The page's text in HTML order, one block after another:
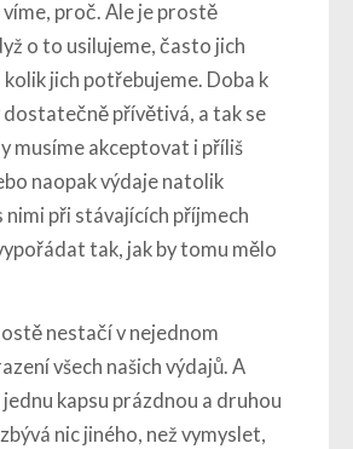
víme, proč. Ale je prostě
o to usilujeme, často jich
jich potřebujeme. Doba k
dostatečně přívětivá, a tak se
musíme akceptovat i příliš
naopak výdaje natolik
nimi při stávajících příjmech
tak, jak by tomu mělo
nestačí v nejednom
všech našich výdajů. A
jednu kapsu prázdnou a druhou
nic jiného, než vymyslet,